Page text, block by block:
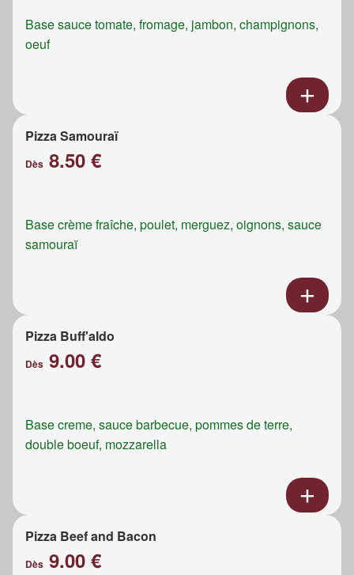
Base sauce tomate, fromage, jambon, champignons,
oeuf
Pizza Samouraï
Dès 8.50 €
Base crème fraîche, poulet, merguez, oignons, sauce
samouraï
Pizza Buff'aldo
Dès 9.00 €
Base creme, sauce barbecue, pommes de terre,
double boeuf, mozzarella
Pizza Beef and Bacon
Dès 9.00 €